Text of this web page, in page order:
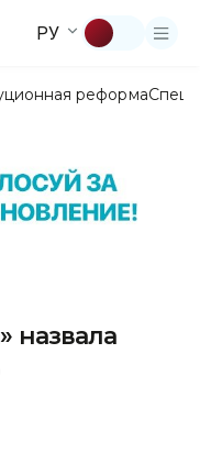
РУ
реформа
назвала